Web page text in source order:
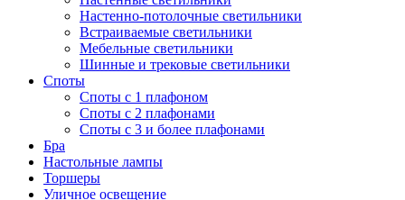
Настенно-потолочные светильники
Встраиваемые светильники
Мебельные светильники
Шинные и трековые светильники
Споты
Споты с 1 плафоном
Споты с 2 плафонами
Споты с 3 и более плафонами
Бра
Настольные лампы
Торшеры
Уличное освещение